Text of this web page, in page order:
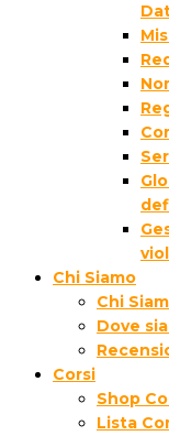
Chi Siamo
Chi
Dove
Corsi
Shop
Lista